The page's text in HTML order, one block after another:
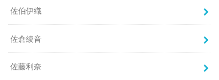
佐伯伊織
佐倉綾音
佐藤利奈